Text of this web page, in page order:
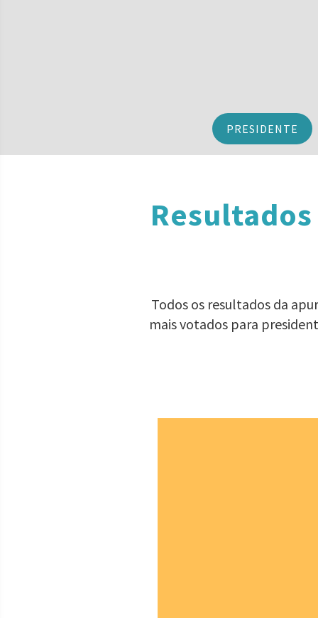
PRESIDENTE
Todos os resultados da
mais votados para